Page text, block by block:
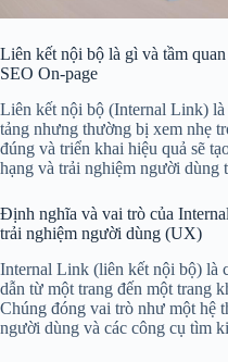
Liên kết nội bộ là gì và tầm
SEO On-page
Liên kết nội bộ (Internal Link)
tảng nhưng thường bị xem nhẹ
đúng và triển khai hiệu quả sẽ
hạng và trải nghiệm người dùng
Định nghĩa và vai trò của
trải nghiệm người dùng (UX)
Internal Link (liên kết nội bộ) là
dẫn từ một trang đến một trang
Chúng đóng vai trò như một hệ
người dùng và các công cụ tìm